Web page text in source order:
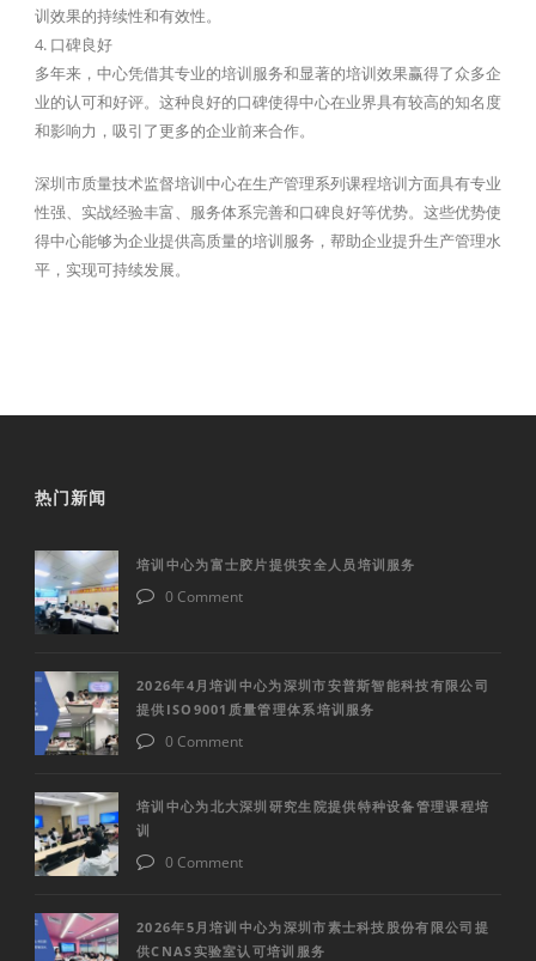
训效果的持续性和有效性。
4. 口碑良好
多年来，中心凭借其专业的培训服务和显著的培训效果赢得了众多企
业的认可和好评。这种良好的口碑使得中心在业界具有较高的知名度
和影响力，吸引了更多的企业前来合作。
深圳市质量技术监督培训中心在生产管理系列课程培训方面具有专业
性强、实战经验丰富、服务体系完善和口碑良好等优势。这些优势使
得中心能够为企业提供高质量的培训服务，帮助企业提升生产管理水
平，实现可持续发展。
热门新闻
培训中心为富士胶片提供安全人员培训服务
0 Comment
2026年4月培训中心为深圳市安普斯智能科技有限公司
提供ISO9001质量管理体系培训服务
0 Comment
培训中心为北大深圳研究生院提供特种设备管理课程培
训
0 Comment
2026年5月培训中心为深圳市素士科技股份有限公司提
供CNAS实验室认可培训服务